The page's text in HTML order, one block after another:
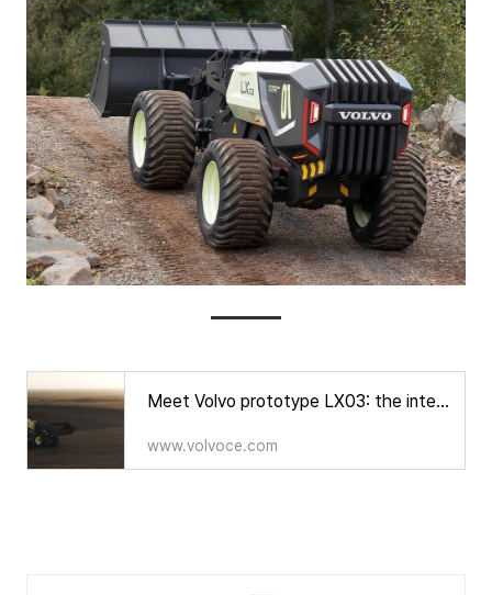
Meet Volvo prototype LX03: the intelligent future of construction
www.volvoce.com